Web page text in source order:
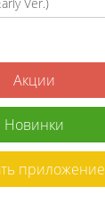
Акции
Новинки
приложение